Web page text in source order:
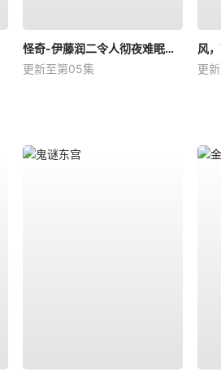
怪奇-伊藤润二令人彻夜难眠的奇异故事－
更新至第05集
风
更